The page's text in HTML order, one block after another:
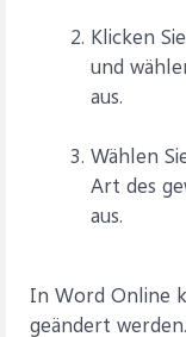
Klicken
und
aus.
Wählen
Art des
aus.
In Word Online
geändert werden.